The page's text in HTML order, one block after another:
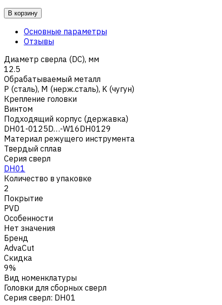
В корзину
Основные параметры
Отзывы
Диаметр сверла (DC), мм
12.5
Обрабатываемый металл
Р (сталь), M (нерж.сталь), K (чугун)
Крепление головки
Винтом
Подходящий корпус (державка)
DH01-0125D…-W16DH0129
Материал режущего инструмента
Твердый сплав
Серия сверл
DH01
Количество в упаковке
2
Покрытие
PVD
Особенности
Нет значения
Бренд
AdvaCut
Скидка
9%
Вид номенклатуры
Головки для сборных сверл
Серия сверл: DH01